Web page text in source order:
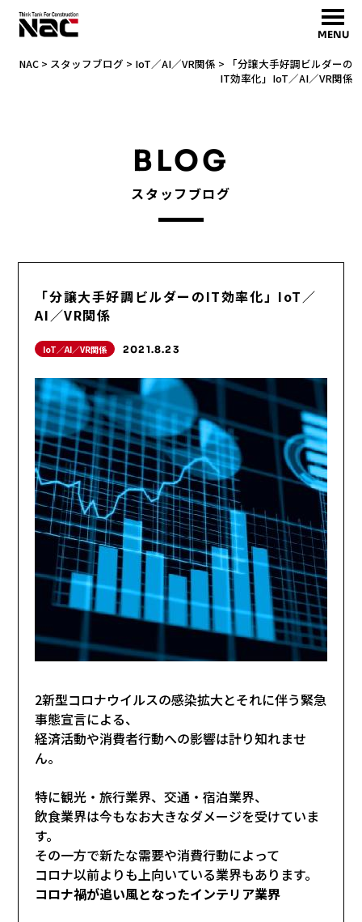
MENU
NAC> スタッフブログ > IoT／AI／VR関係 >
「分譲大手好調ビルダーの
IT効率化」IoT／AI／VR関係
BLOG
スタッフブログ
「分譲大手好調ビルダーのIT効率化」IoT／
AI／VR関係
IoT／AI／VR関係 2021.8.23
2新型コロナウイルスの感染拡大とそれに伴う緊急
事態宣言による、
経済活動や消費者行動への影響は計り知れませ
ん。
特に観光・旅行業界、交通・宿泊業界、
飲食業界は今もなお大きなダメージを受けていま
す。
その一方で新たな需要や消費行動によって
コロナ以前よりも上向いている業界もあります。
コロナ禍が追い風となったインテリア業界